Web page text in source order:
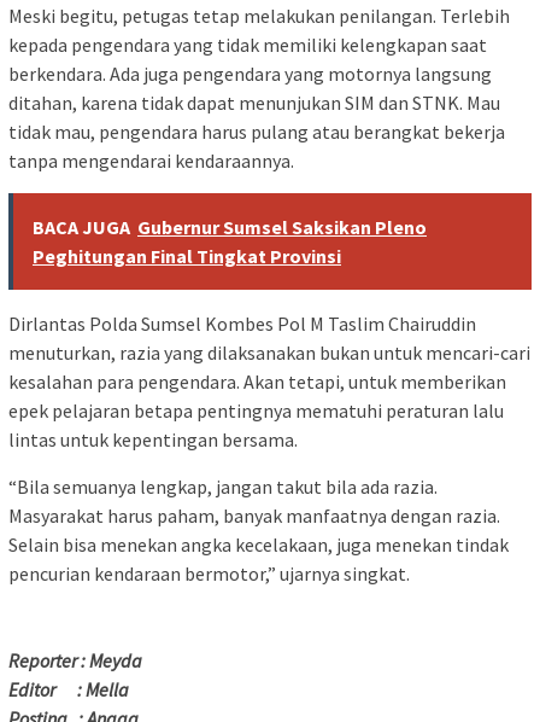
Meski begitu, petugas tetap melakukan penilangan. Terlebih
kepada pengendara yang tidak memiliki kelengkapan saat
berkendara. Ada juga pengendara yang motornya langsung
ditahan, karena tidak dapat menunjukan SIM dan STNK. Mau
tidak mau, pengendara harus pulang atau berangkat bekerja
tanpa mengendarai kendaraannya.
BACA JUGA Gubernur Sumsel Saksikan Pleno
Peghitungan Final Tingkat Provinsi
Dirlantas Polda Sumsel Kombes Pol M Taslim Chairuddin
menuturkan, razia yang dilaksanakan bukan untuk mencari-cari
kesalahan para pengendara. Akan tetapi, untuk memberikan
epek pelajaran betapa pentingnya mematuhi peraturan lalu
lintas untuk kepentingan bersama.
“Bila semuanya lengkap, jangan takut bila ada razia.
Masyarakat harus paham, banyak manfaatnya dengan razia.
Selain bisa menekan angka kecelakaan, juga menekan tindak
pencurian kendaraan bermotor,” ujarnya singkat.
Reporter : Meyda
Editor : Mella